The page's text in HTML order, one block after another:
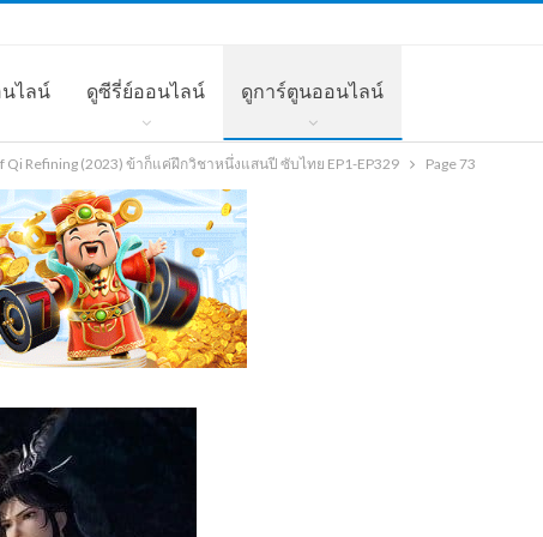
ไลน์ ดูซีรี่ย์ออนไลน์ ดูการ์ตูนออนไลน์
Qi Refining (2023) ข้าก็แค่ฝึกวิชาหนึ่งแสนปี ซับไทย EP1-EP329 Page 73